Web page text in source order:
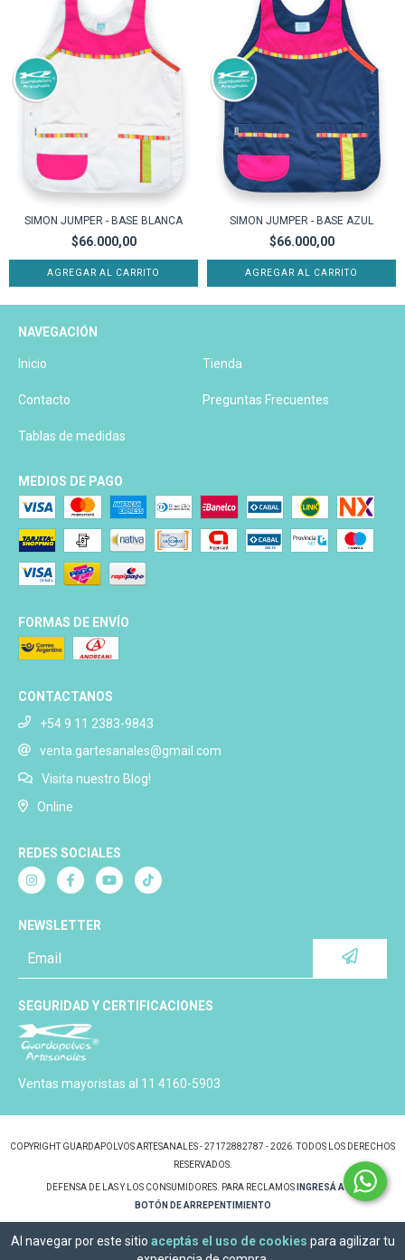
Al navegar por este sitio aceptás el uso de cookies para agilizar tu
SIMON JUMPER - BASE BLANCA
$66.000,00
AGREGAR AL CARRITO
SIMON JUMPER - BASE AZUL
$66.000,00
AGREGAR AL CARRITO
NAVEGACIÓN
Inicio Tienda
Contacto Preguntas Frecuentes
Tablas de medidas
MEDIOS DE PAGO
FORMAS DE ENVÍO
CONTACTANOS
+54 9 11 2383-9843
venta.gartesanales@gmail.com
Visita nuestro Blog!
Online
REDES SOCIALES
NEWSLETTER
SEGURIDAD Y CERTIFICACIONES
Ventas mayoristas al 11 4160-5903
COPYRIGHT GUARDAPOLVOS ARTESANALES - 27172882787 - 2026. TODOS LOS DERECHOS
RESERVADOS.
DEFENSA DE LAS Y LOS CONSUMIDORES. PARA RECLAMOS
INGRESÁ ACÁ.
BOTÓN DE ARREPENTIMIENTO